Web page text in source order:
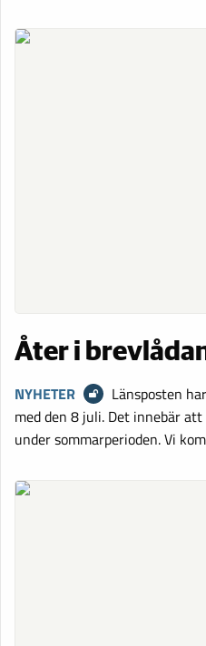
Åter i
NYHETER
Länsposten
med den 8 juli. Det innebär
under sommarperioden. Vi